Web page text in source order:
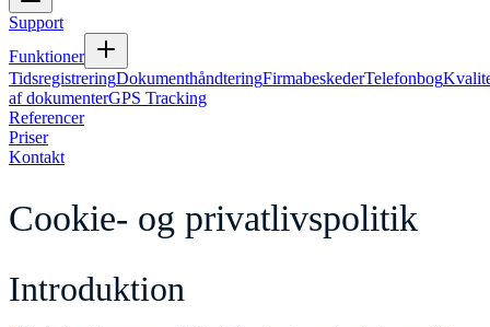
Support
Funktioner
TidsregistreringDokumenthåndteringFirmabeskederTelefonbog
af dokumenterGPS Tracking
Referencer
Priser
Kontakt
Cookie- og privatlivspolitik
Introduktion